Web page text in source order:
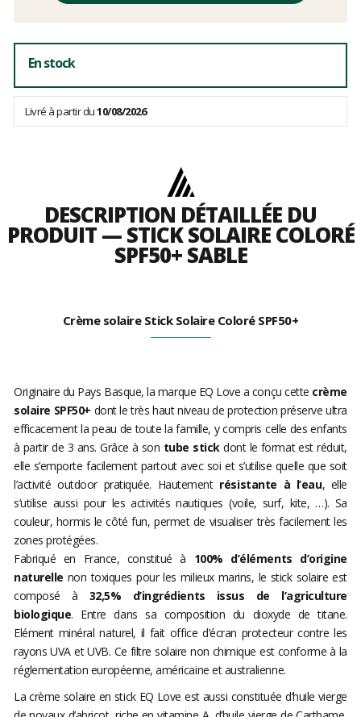
En stock
Livré à partir du10/08/2026
DESCRIPTION DÉTAILLÉE DU
PRODUIT — STICK SOLAIRE COLORÉ
SPF50+ SABLE
Crème solaire Stick Solaire Coloré SPF50+
Originaire du Pays Basque, la marque EQ Love a conçu cette crème
solaire SPF50+ dont le très haut niveau de protection préserve ultra
efficacement la peau de toute la famille, y compris celle des enfants
à partir de 3 ans. Grâce à son tube stickdont le format est réduit,
elle s’emporte facilement partout avec soi et s’utilise quelle que soit
l’activité outdoor pratiquée. Hautement résistante à l’eau, elle
s’utilise aussi pour les activités nautiques (voile, surf, kite, …). Sa
couleur, hormis le côté fun, permet de visualiser très facilement les
zones protégées.
Fabriqué en France, constitué à 100% d’éléments d’origine
naturelle non toxiques pour les milieux marins, le stick solaire est
composé à 32,5% d’ingrédients issus de l’agriculture
biologique. Entre dans sa composition du dioxyde de titane.
Elément minéral naturel, il fait office d’écran protecteur contre les
rayons UVA et UVB. Ce filtre solaire non chimique est conforme à la
réglementation européenne, américaine et australienne.
La crème solaire en stick EQ Love est aussi constituée d’huile vierge